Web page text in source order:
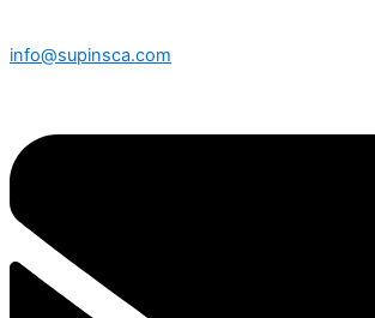
info@supinsca.com